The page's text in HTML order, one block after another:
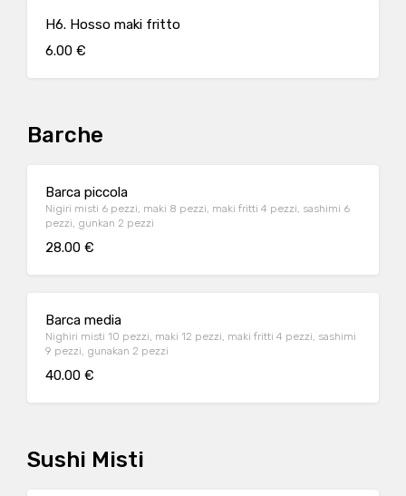
H6. Hosso maki fritto
6.00 €
Barche
Barca piccola
Nigiri misti 6 pezzi, maki 8 pezzi, maki fritti 4 pezzi, sashimi 6
pezzi, gunkan 2 pezzi
28.00 €
Barca media
Nighiri misti 10 pezzi, maki 12 pezzi, maki fritti 4 pezzi, sashimi
9 pezzi, gunakan 2 pezzi
40.00 €
Sushi Misti